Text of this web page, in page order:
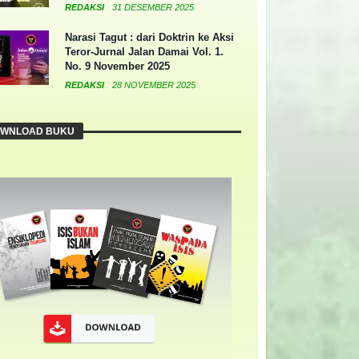
REDAKSI 31 DESEMBER 2025
Narasi Tagut : dari Doktrin ke Aksi
Teror-Jurnal Jalan Damai Vol. 1.
No. 9 November 2025
REDAKSI 28 NOVEMBER 2025
BUKU